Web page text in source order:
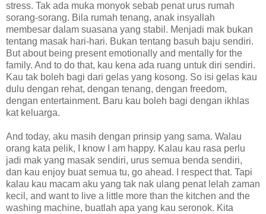
stress. Tak ada muka monyok sebab penat urus rumah
sorang-sorang. Bila rumah tenang, anak insyallah
membesar dalam suasana yang stabil. Menjadi mak bukan
tentang masak hari-hari. Bukan tentang basuh baju sendiri.
But about being present emotionally and mentally for the
family. And to do that, kau kena ada ruang untuk diri sendiri.
Kau tak boleh bagi dari gelas yang kosong. So isi gelas kau
dulu dengan rehat, dengan tenang, dengan freedom,
dengan entertainment. Baru kau boleh bagi dengan ikhlas
kat keluarga.
And today, aku masih dengan prinsip yang sama. Walau
orang kata pelik, I know I am happy. Kalau kau rasa perlu
jadi mak yang masak sendiri, urus semua benda sendiri,
dan kau enjoy buat semua tu, go ahead. I respect that. Tapi
kalau kau macam aku yang tak nak ulang penat lelah zaman
kecil, and want to live a little more than the kitchen and the
washing machine, buatlah apa yang kau seronok. Kita